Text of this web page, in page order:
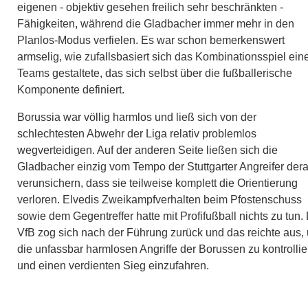
eigenen - objektiv gesehen freilich sehr beschränkten -
Fähigkeiten, während die Gladbacher immer mehr in den
Planlos-Modus verfielen. Es war schon bemerkenswert
armselig, wie zufallsbasiert sich das Kombinationsspiel
Teams gestaltete, das sich selbst über die fußballerische
Komponente definiert.
Borussia war völlig harmlos und ließ sich von der
schlechtesten Abwehr der Liga relativ problemlos
wegverteidigen. Auf der anderen Seite ließen sich die
Gladbacher einzig vom Tempo der Stuttgarter Angreifer
verunsichern, dass sie teilweise komplett die Orientierung
verloren. Elvedis Zweikampfverhalten beim Pfostenschuss
sowie dem Gegentreffer hatte mit Profifußball nichts zu tun.
VfB zog sich nach der Führung zurück und das reichte aus,
die unfassbar harmlosen Angriffe der Borussen zu
und einen verdienten Sieg einzufahren.